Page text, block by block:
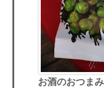
お酒のおつま